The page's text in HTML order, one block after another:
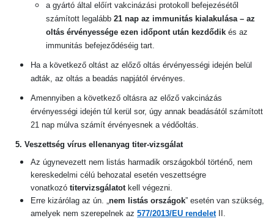
a gyártó által előírt vakcinázási protokoll befejezésétől
számított legalább 21 nap az immunitás kialakulása – az
oltás érvényessége ezen időpont után kezdődik és az
immunitás befejeződéséig tart.
Ha a következő oltást az előző oltás érvényességi idején belül
adták, az oltás a beadás napjától érvényes.
Amennyiben a következő oltásra az előző vakcinázás
érvényességi idején túl kerül sor, úgy annak beadásától számított
21 nap múlva számít érvényesnek a védőoltás.
5. Veszettség vírus ellenanyag titer-vizsgálat
Az úgynevezett nem listás harmadik országokból történő, nem
kereskedelmi célú behozatal esetén veszettségre
vonatkozó titervizsgálatotkell végezni.
Erre kizárólag az ún. „nem listás országok” esetén van szükség,
amelyek nem szerepelnek az 577/2013/EU rendeletII.